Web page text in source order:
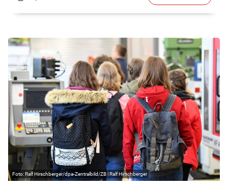
Ralf Hirschberger/dpa-Zentralbild/ZB | Ralf Hirschberger